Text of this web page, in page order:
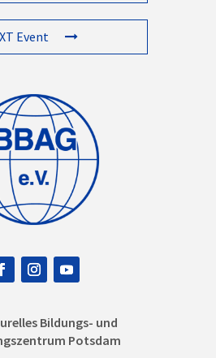
Event
Bildungs- und
Potsdam